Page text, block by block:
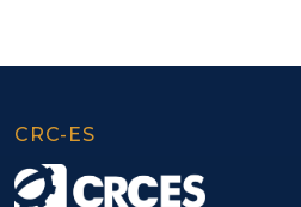
CRC-ES